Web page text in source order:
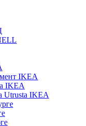
IKEA
IKEA
Utrusta IKEA